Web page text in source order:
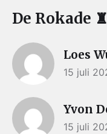
De Rokade
Loes
15 juli
Yvon
15 juli